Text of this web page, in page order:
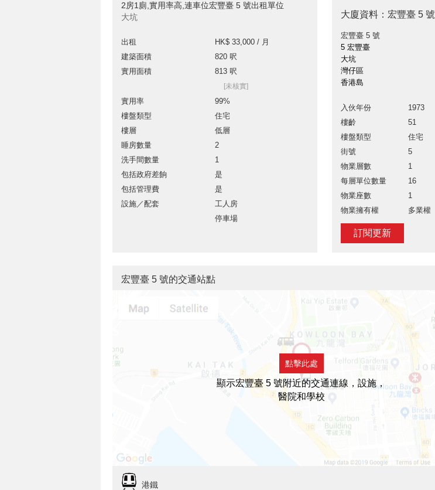
2房1廁,實用率高,連車位宏豐臺 5 號出租單位
大坑
出租
HK$ 33,000 / 月
建築面積
820 呎
實用面積
813 呎
[未核實]
實用率
99%
樓盤類型
住宅
樓層
低層
睡房數量
2
洗手間數量
1
包括政府差餉
是
包括管理費
是
設施／配套
工人房
停車場
大廈資料：宏豐臺 5 號
宏豐臺 5 號
5 宏豐臺
大坑
灣仔區
香港島
入伙年份
1973
樓齡
51
樓盤類型
住宅
街號
5
物業層數
1
每層單位數量
16
物業座數
1
物業擁有權
多業權
訂閱更新
宏豐臺 5 號的交通站點
點擊此處
顯示宏豐臺 5 號附近的交通連線，設施，
醫院和學校
港鐵